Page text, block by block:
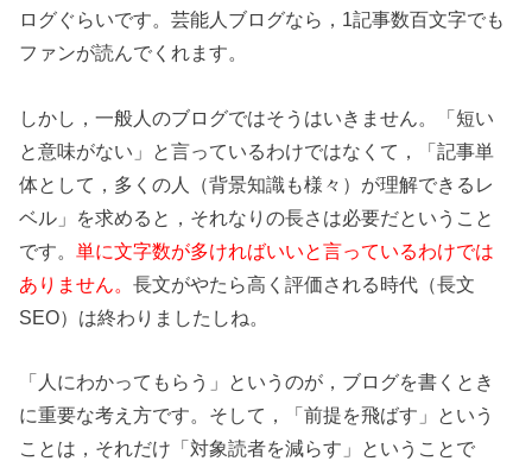
ログぐらいです。芸能人ブログなら，1記事数百文字でも
ファンが読んでくれます。
しかし，一般人のブログではそうはいきません。「短い
と意味がない」と言っているわけではなくて，「記事単
体として，多くの人（背景知識も様々）が理解できるレ
ベル」を求めると，それなりの長さは必要だということ
です。単に文字数が多ければいいと言っているわけでは
ありません。長文がやたら高く評価される時代（長文
SEO）は終わりましたしね。
「人にわかってもらう」というのが，ブログを書くとき
に重要な考え方です。そして，「前提を飛ばす」という
ことは，それだけ「対象読者を減らす」ということで